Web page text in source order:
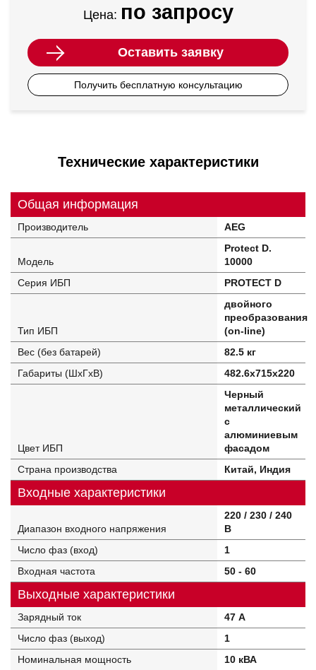
Цена: по запросу
Оставить заявку
Получить бесплатную консультацию
Технические характеристики
Общая информация
Производитель AEG
Модель
Protect D.
10000
Серия ИБП
PROTECT D
Тип ИБП
двойного
преобразования
(on-line)
Вес (без батарей)
82.5 кг
Габариты (ШхГхВ)
482.6х715х220
Цвет ИБП
Черный
металлический
с
алюминиевым
фасадом
Страна производства
Китай, Индия
Входные характеристики
Диапазон входного напряжения
220 / 230 / 240
В
Число фаз (вход)
1
Входная частота
50 - 60
Выходные характеристики
Зарядный ток
47 А
Число фаз (выход)
1
Номинальная мощность
10 кВА